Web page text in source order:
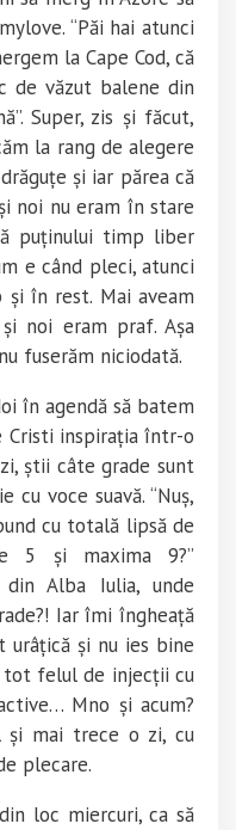
“Păi hai atunci
la Cape Cod, că
de văzut balene din
Super, zis și făcut,
la rang de alegere
și iar părea că
noi nu eram în stare
puținului timp liber
e când pleci, atunci
în rest. Mai aveam
noi eram praf. Așa
fuserăm niciodată.
în agendă să batem
Cristi inspirația într-o
știi câte grade sunt
cu voce suavă. “Nuș,
cu totală lipsă de
5 și maxima 9?”
din Alba Iulia, unde
Iar îmi îngheață
urâțică și nu ies bine
felul de injecții cu
Mno și acum?
și mai trece o zi, cu
plecare.
loc miercuri, ca să